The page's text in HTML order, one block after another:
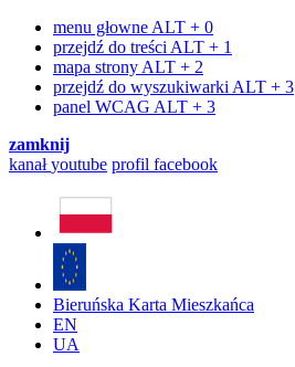
menu głowne ALT + 0
przejdź do treści ALT + 1
mapa strony ALT + 2
przejdź do wyszukiwarki ALT + 3
panel WCAG ALT + 3
zamknij
kanałyoutube profil facebook
Bieruńska Karta Mieszkańca
EN
UA